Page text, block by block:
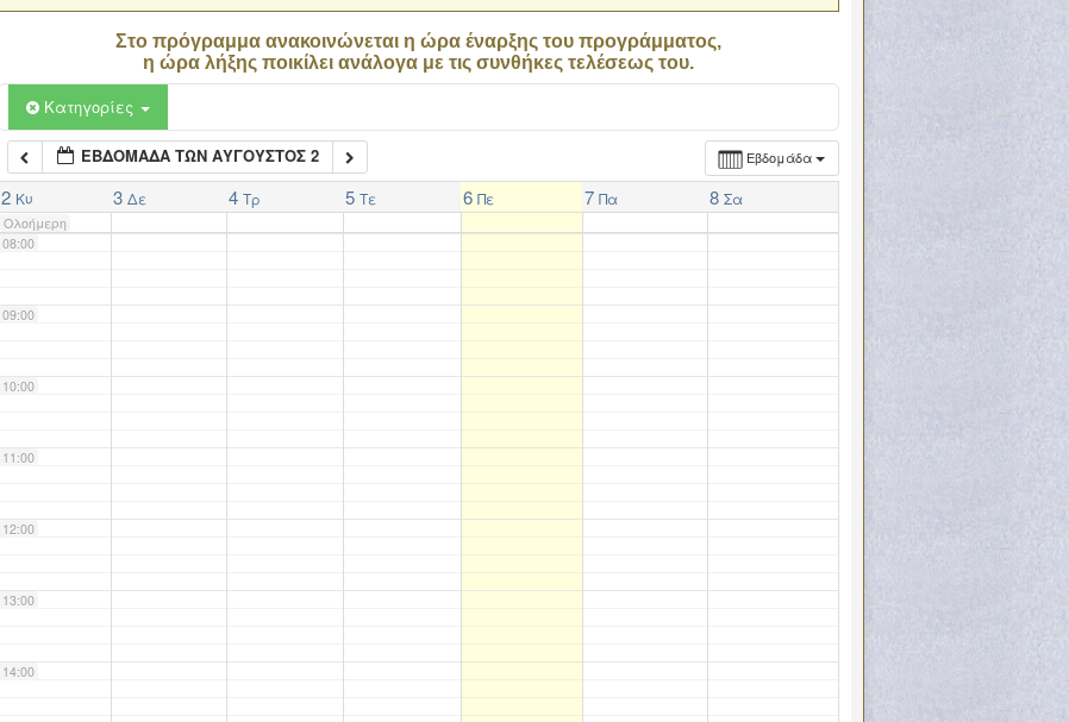
Στο πρόγραμμα ανακοινώνεται η ώρα έναρξης του προγράμματος,
η ώρα λήξης ποικίλει ανάλογα με τις συνθήκες τελέσεως του.
Κατηγορίες
Εβδομάδα
ΕΒΔΟΜΆΔΑ ΤΩΝ ΑΎΓΟΥΣΤΟΣ 2
2 Κυ 3 Δε 4 Τρ 5 Τε 6 Πε 7 Πα 8 Σα
Ολοήμερη
06:00
07:00
08:00
09:00
10:00
11:00
12:00
13:00
14:00